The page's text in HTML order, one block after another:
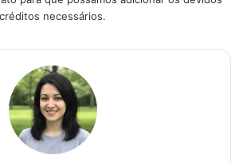
créditos necessários.